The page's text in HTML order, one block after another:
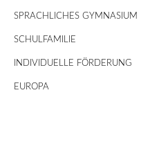
SPRACHLICHES GYMNASIUM
SCHULFAMILIE
INDIVIDUELLE FÖRDERUNG
EUROPA